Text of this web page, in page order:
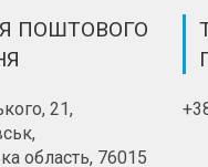
ПОШТОВОГО
21,
область, 76015